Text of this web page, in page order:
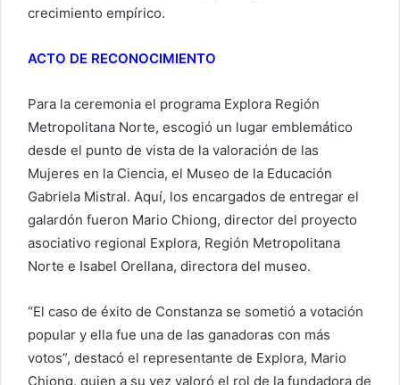
crecimiento empírico.
ACTO DE RECONOCIMIENTO
Para la ceremonia el programa Explora Región
Metropolitana Norte, escogió un lugar emblemático
desde el punto de vista de la valoración de las
Mujeres en la Ciencia, el Museo de la Educación
Gabriela Mistral. Aquí, los encargados de entregar el
galardón fueron Mario Chiong, director del proyecto
asociativo regional Explora, Región Metropolitana
Norte e Isabel Orellana, directora del museo.
“El caso de éxito de Constanza se sometió a votación
popular y ella fue una de las ganadoras con más
votos”, destacó el representante de Explora, Mario
Chiong, quien a su vez valoró el rol de la fundadora de